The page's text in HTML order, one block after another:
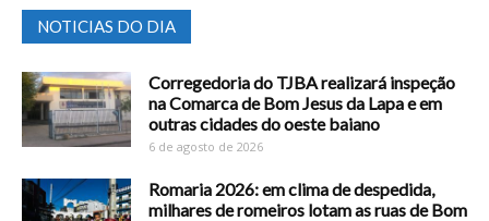
NOTICIAS DO DIA
Corregedoria do TJBA realizará inspeção
na Comarca de Bom Jesus da Lapa e em
outras cidades do oeste baiano
6 de agosto de 2026
Romaria 2026: em clima de despedida,
milhares de romeiros lotam as ruas de Bom